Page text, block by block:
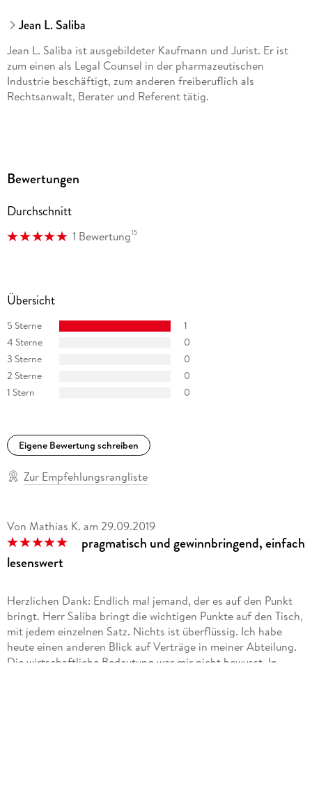
Jean L. Saliba
Jean L. Saliba ist ausgebildeter Kaufmann und Jurist. Er ist
zum einen als Legal Counsel in der pharmazeutischen
Industrie beschäftigt, zum anderen freiberuflich als
Rechtsanwalt, Berater und Referent tätig.
Bewertungen
Durchschnitt
1 Bewertung15
Übersicht
5 Sterne
1
4 Sterne
0
3 Sterne
0
2 Sterne
0
1 Stern
0
Eigene Bewertung schreiben
Zur Empfehlungsrangliste
Von Mathias K. am 29.09.2019
pragmatisch und gewinnbringend, einfach
lesenswert
Herzlichen Dank: Endlich mal jemand, der es auf den Punkt
bringt. Herr Saliba bringt die wichtigen Punkte auf den Tisch,
mit jedem einzelnen Satz. Nichts ist überflüssig. Ich habe
heute einen anderen Blick auf Verträge in meiner Abteilung.
Die wirtschaftliche Bedeutung war mir nicht bewusst. In